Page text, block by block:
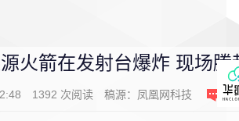
火箭在发射台爆炸 现场腾
1392 次阅读 稿源： 凤凰网科技 2